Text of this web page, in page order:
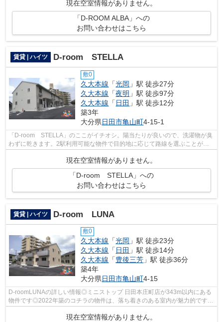
現在空室情報がありません。
「D-ROOM ALBA」への
お問い合わせはこちら
賃貸 | ハイツ D-room STELLA
敷0
久大本線 「光岡 」駅 徒歩27分
久大本線 「夜明 」駅 徒歩97分
久大本線 「 日田 」駅 徒歩12分
築3年
大分県日田市亀山町4-15-1
「D-room STELLA」のここがイチオシ。陽当たりが良いので、洗濯物が臭
わずに乾きます。2駅利用可能な物件で目的地に応じて路線を選ぶことがで
きます。日田市エリアにある賃貸情報のこ...
現在空室情報がありません。
「D-room STELLA」への
お問い合わせはこちら
賃貸 | ハイツ D-room LUNA
敷0
久大本線 「光岡 」駅 徒歩23分
久大本線 「 日田 」駅 徒歩14分
久大本線 「豊後三芳 」駅 徒歩36分
築4年
大分県日田市亀山町4-15
D-roomLUNAの詳しい情報◎ミニストップ 日田本庄町店が343m以内にある
物件です◎2022年築のコチラの物件は、落ち着きのある室内が魅力的です◎
現在空室情報がありません。